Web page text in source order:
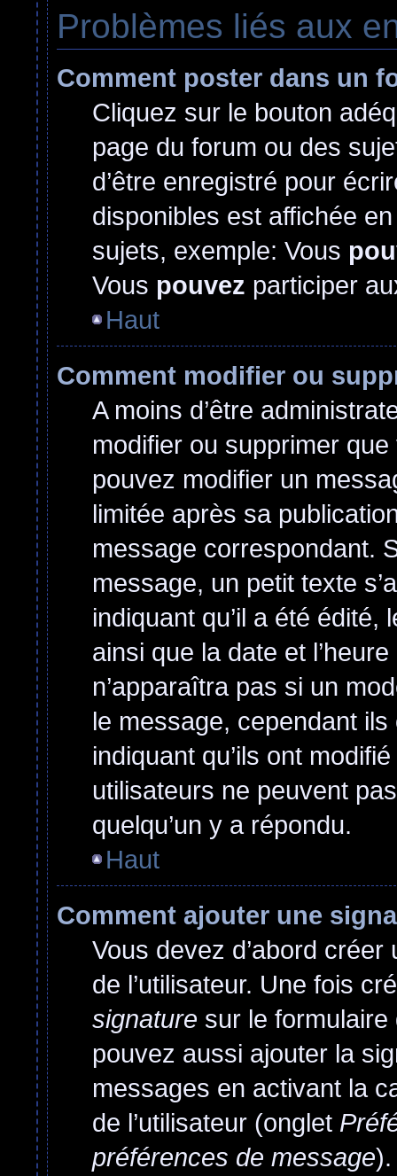
Problèmes liés aux
Comment poster dans un
Cliquez sur le bouton
page du forum ou des
d’être enregistré pour
disponibles est affichée
sujets, exemple: Vous
Vous pouvez participer
Haut
Comment modifier ou
A moins d’être
modifier ou supprimer
pouvez modifier un
limitée après sa
message correspondant.
message, un petit texte
indiquant qu’il a été édité,
ainsi que la date et
n’apparaîtra pas si un
le message, cependant
indiquant qu’ils ont
utilisateurs ne peuvent
quelqu’un y a répondu.
Haut
Comment ajouter une
Vous devez d’abord
de l’utilisateur. Une fois
signature sur le
pouvez aussi ajouter la
messages en activant la
de l’utilisateur (onglet
préférences de message).